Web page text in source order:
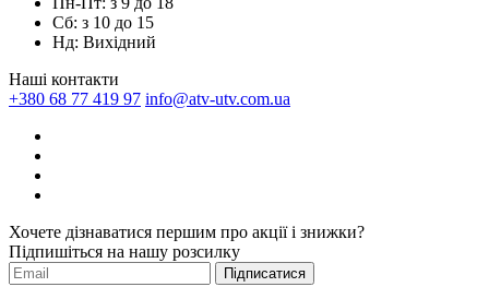
Сб: з 10 до 15
Нд: Вихідний
Наші контакти
+380 68 77 419 97 info@atv-utv.com.ua
Хочете дізнаватися першим про акції і знижки?
Підпишіться на нашу розсилку
Підписатися